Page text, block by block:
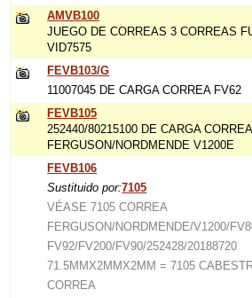
AMVB100
JUEGO DE CORREAS 3 CORREAS
VID7575
FEVB103/G
11007045 DE CARGA CORREA FV62
FEVB105
252440/80215100 DE CARGA CORREA
FERGUSON/NORDMENDE V1200E
FEVB106
Sustituido por:7105
VÉASE 7105 CORREA
FERGUSON/NORDMENDE/V1200/
FV92/FV200/FV90/252428/20188720
71.5MMX2MMX2MM = 7105
CORREA